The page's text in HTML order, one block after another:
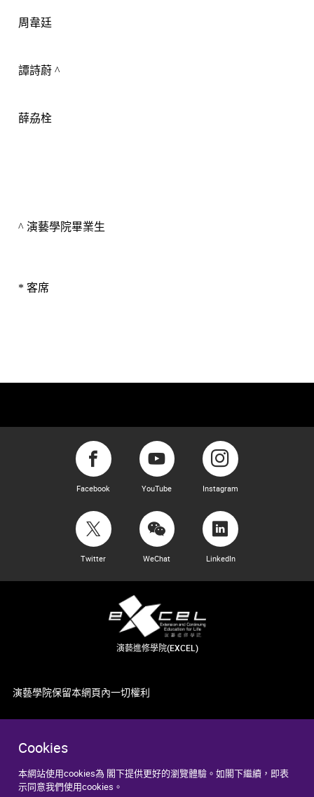
Cookies
本網站使用cookies為 閣下提供更好的瀏覽體驗。如閣下繼續，即表
示同意我們使用cookies。
周韋廷
譚詩蔚 ^
薛劦栓
^ 演藝學院畢業生
* 客席
Facebook YouTube Instagram
Twitter WeChat LinkedIn
演藝進修學院(EXCEL)
演藝學院保留本網頁內一切權利